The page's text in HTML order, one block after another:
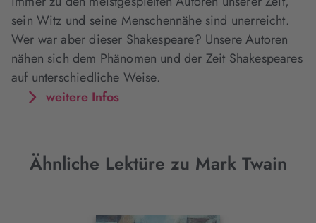
sein Witz und seine Menschennähe sind unerreicht.
Wer war aber dieser Shakespeare? Unsere Autoren
nähen sich dem Phänomen und der Zeit Shakespeares
auf unterschiedliche Weise.
weitere Infos
Ähnliche Lektüre zu Mark Twain